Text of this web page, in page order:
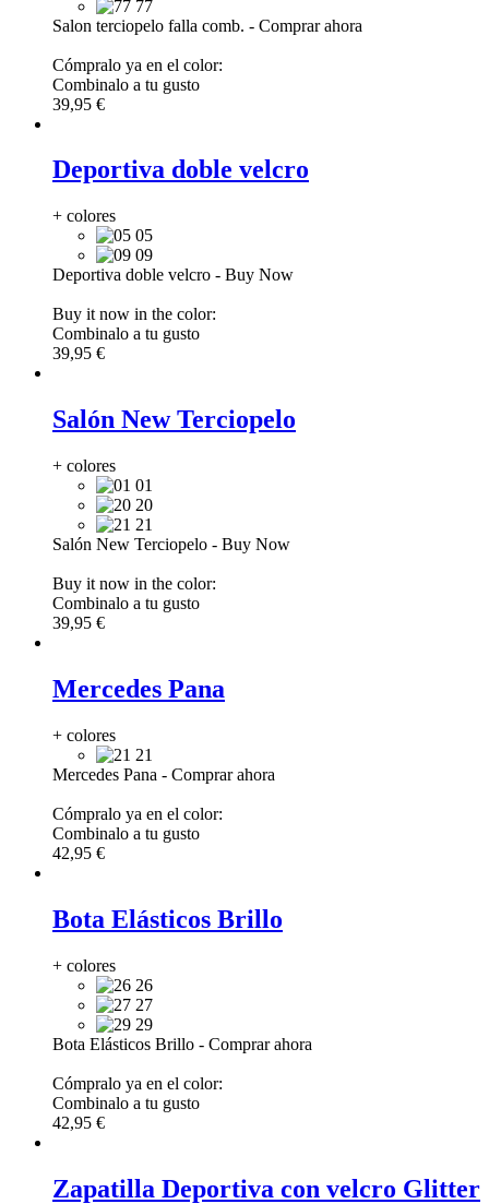
77
Salon terciopelo falla comb. - Comprar ahora
Cómpralo ya en el color:
Combinalo a tu gusto
39,95 €
Deportiva doble velcro
+ colores
05
09
Deportiva doble velcro - Buy Now
Buy it now in the color:
Combinalo a tu gusto
39,95 €
Salón New Terciopelo
+ colores
01
20
21
Salón New Terciopelo - Buy Now
Buy it now in the color:
Combinalo a tu gusto
39,95 €
Mercedes Pana
+ colores
21
Mercedes Pana - Comprar ahora
Cómpralo ya en el color:
Combinalo a tu gusto
42,95 €
Bota Elásticos Brillo
+ colores
26
27
29
Bota Elásticos Brillo - Comprar ahora
Cómpralo ya en el color:
Combinalo a tu gusto
42,95 €
Zapatilla Deportiva con velcro Glitter